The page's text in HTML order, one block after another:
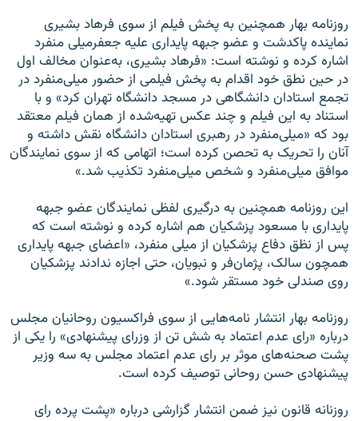
روزنامه بهار همچنین به پخش فیلم از سوی فرهاد بشیری
نماینده پاکدشت و عضو جبهه پایداری علیه جعفرمیلی منفرد
اشاره کرده و نوشته است: «فرهاد بشیری، به‌عنوان مخالف اول
در حین نطق خود اقدام به پخش فیلمی از حضور میلی‌منفرد در
تجمع استادان دانشگاهی در مسجد دانشگاه تهران کرد» و با
استناد به این فیلم و چند عکس تهیه‌شده از همان فیلم معتقد
بود که «میلی‌منفرد در رهبری استادان دانشگاه نقش داشته و
آنان را تحریک به تحصن کرده است؛ اتهامی که از سوی نمایندگان
موافق میلی‌منفرد و شخص میلی‌منفرد تکذیب شد.»
این روزنامه همچنین به درگیری لفظی نمایندگان عضو جبهه
پایداری با مسعود پزشکیان هم اشاره کرده و نوشته است که
پس از نظق دفاع پزشکیان از میلی منفرد، «اعضای جبهه پایداری
همچون سالک، پژمان‌فر و نبویان، حتی اجازه ندادند پزشکیان
روی صندلی خود مستقر شود.»
روزنامه بهار انتشار نامه‌هایی از سوی فراکسیون روحانیان مجلس
درباره «رای عدم اعتماد به شش تن از وزرای پیشنهادی» را یکی از
پشت صحنه‌های موثر بر رای عدم اعتماد مجلس به سه وزیر
پیشنهادی حسن روحانی توصیف کرده است.
روزنانه قانون نیز ضمن انتشار گزارشی درباره «پشت پرده رای